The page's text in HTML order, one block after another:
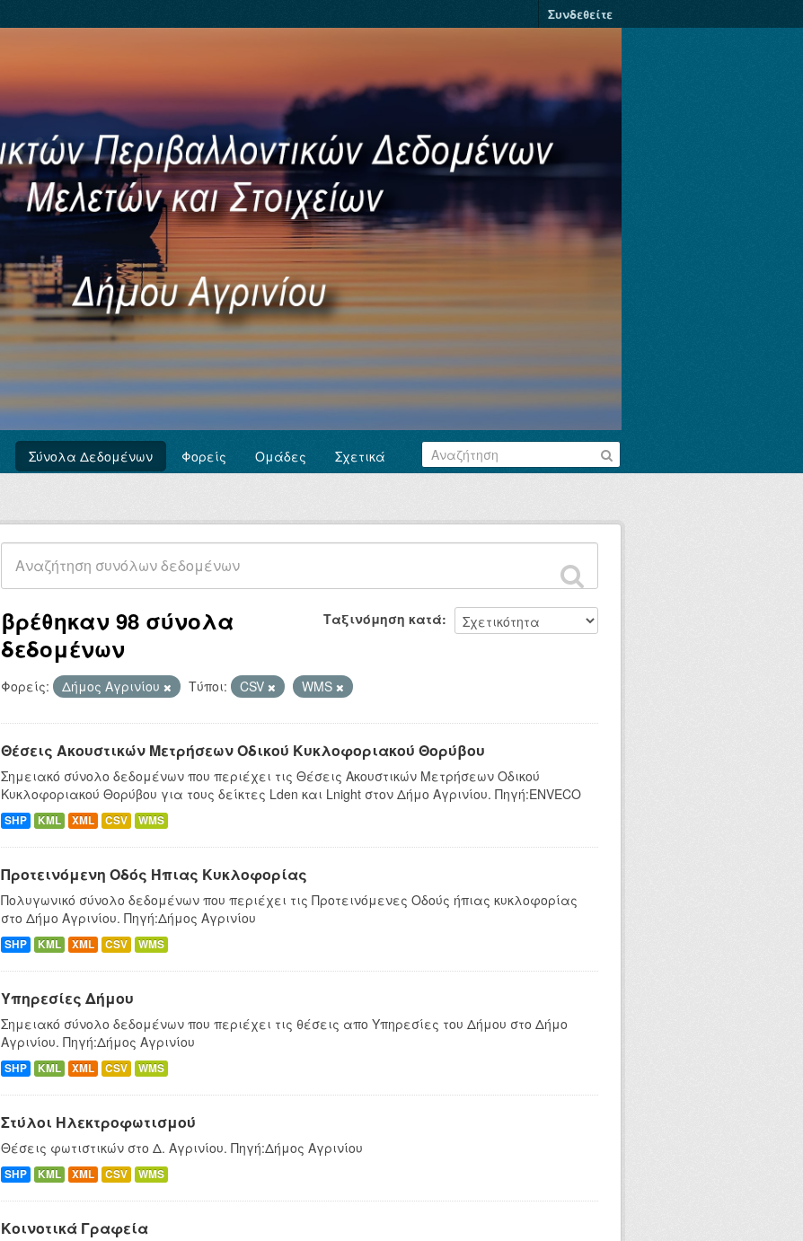
Συνδεθείτε
Σύνολα Δεδομένων Φορείς Ομάδες Σχετικά
Ταξινόμηση κατά
βρέθηκαν 98 σύνολα
δεδομένων
Φορείς: Δήμος Αγρινίου Τύποι: CSV WMS
Θέσεις Ακουστικών Μετρήσεων Οδικού Κυκλοφοριακού Θορύβου
Σημειακό σύνολο δεδομένων που περιέχει τις Θέσεις Ακουστικών Μετρήσεων Οδικού
Κυκλοφοριακού Θορύβου για τους δείκτες Lden και Lnight στον Δήμο Αγρινίου. Πηγή:ENVECO
SHP KML XML CSV WMS
Προτεινόμενη Οδός Ήπιας Κυκλοφορίας
Πολυγωνικό σύνολο δεδομένων που περιέχει τις Προτεινόμενες Οδούς ήπιας κυκλοφορίας
στο Δήμο Αγρινίου. Πηγή:Δήμος Αγρινίου
SHP KML XML CSV WMS
Υπηρεσίες Δήμου
Σημειακό σύνολο δεδομένων που περιέχει τις θέσεις απο Υπηρεσίες του Δήμου στο Δήμο
Αγρινίου. Πηγή:Δήμος Αγρινίου
SHP KML XML CSV WMS
Στύλοι Ηλεκτροφωτισμού
Θέσεις φωτιστικών στο Δ. Αγρινίου. Πηγή:Δήμος Αγρινίου
SHP KML XML CSV WMS
Κοινοτικά Γραφεία